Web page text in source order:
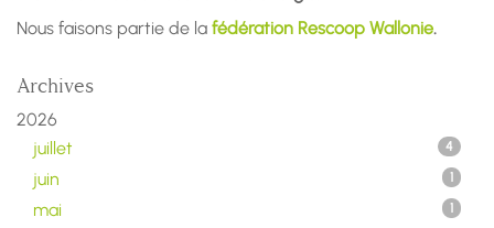
Nous faisons partie de la fédération Rescoop Wallonie.
Archives
2026
juillet
4
juin 1
mai 1